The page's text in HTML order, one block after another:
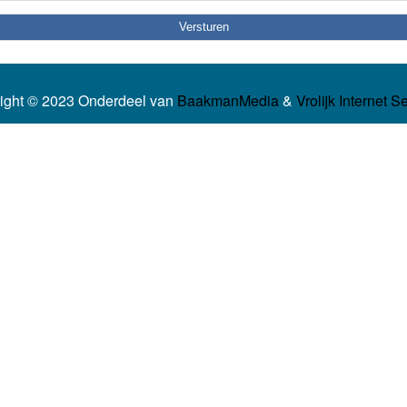
© 2023 Onderdeel van BaakmanMedia& Vrolijk Internet